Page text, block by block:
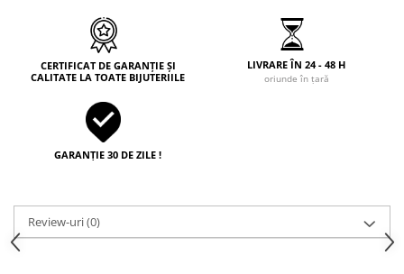
CERTIFICAT DE GARANȚIE ȘI
CALITATE LA TOATE BIJUTERIILE
LIVRARE ÎN 24 - 48 H
oriunde în țară
GARANȚIE 30 DE ZILE !
Review-uri(0)